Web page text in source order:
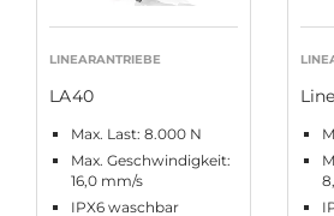
LINEARANTRIEBE
LA40
Max. Last: 8.000 N
Max. Geschwindigkeit:
16,0 mm/s
IPX6 waschbar